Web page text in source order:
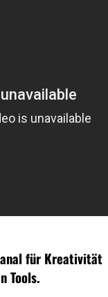
für Kreativität
Tools.